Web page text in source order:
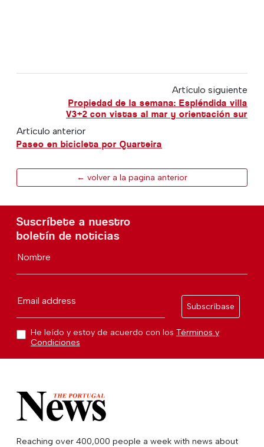
Artículo siguiente
Propiedad de la semana: Espléndida villa
V3+2 con vistas al mar y orientación sur
Artículo anterior
Paseo en bicicleta por Quarteira
← volver a la pagina anterior
Suscríbete a nuestro
boletín de noticias
Nombre
Email address
Subscríbase
He leído y estoy de acuerdo con los Términos y
Condiciones
Reaching over 400,000 people a week with news about